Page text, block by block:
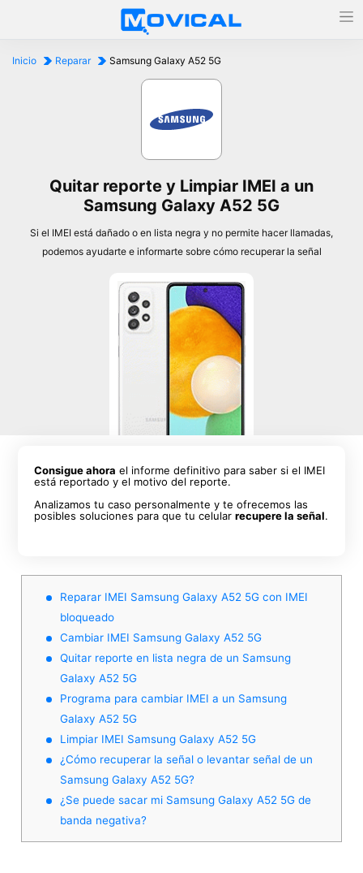
Inicio Reparar Samsung Galaxy A52 5G
Quitar reporte y Limpiar IMEI a un
Samsung Galaxy A52 5G
Si el IMEI está dañado o en lista negra y no permite hacer llamadas,
podemos ayudarte e informarte sobre cómo recuperar la señal
Consigue ahora el informe definitivo para saber si el IMEI
está reportado y el motivo del reporte.
Analizamos tu caso personalmente y te ofrecemos las
posibles soluciones para que tu celularrecupere la señal.
Reparar IMEI Samsung Galaxy A52 5G con IMEI
bloqueado
Cambiar IMEI Samsung Galaxy A52 5G
Quitar reporte en lista negra de un Samsung
Galaxy A52 5G
Programa para cambiar IMEI a un Samsung
Galaxy A52 5G
Limpiar IMEI Samsung Galaxy A52 5G
¿Cómo recuperar la señal o levantar señal de un
Samsung Galaxy A52 5G?
¿Se puede sacar mi Samsung Galaxy A52 5G de
banda negativa?